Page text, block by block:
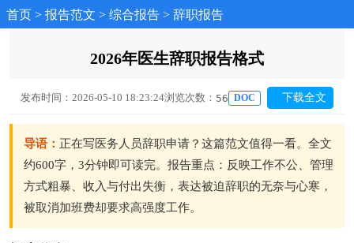
首页 > 报告范文 > 综合报告 > 辞职报告
2026年医生辞职报告格式
发布时间：2026-05-10 18:23:24浏览次数： 56 DOC 下载全文
导语： 正在写医务人员辞职申请？这篇范文值得一看。全文
约600字，3分钟即可读完。报告重点：反映工作不公、管理
方式粗暴、收入与付出失衡，表达被迫辞职的无奈与心寒，
被取消加班费却要求高强度工作。